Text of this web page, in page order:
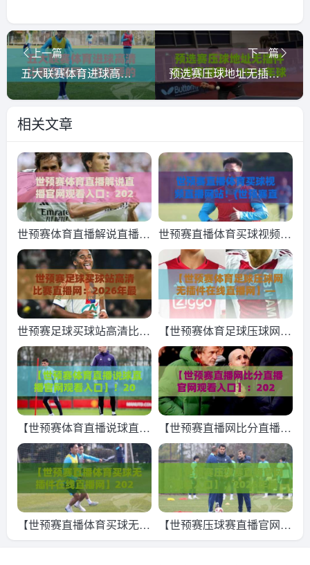
上一篇
五大联赛体育进球高清比赛直播网：你想要的【五大联赛】免费高清直播，这里全都有？
下一篇
预选赛压球地址无插件在线直播网：2026年球迷首选观赛平台全解析
相关文章
世预赛体育直播解说直播官
网观看入口：2026年球迷
必藏的观赛指南
世预赛直播体育买球视频直
播网站！(世预赛直播)2026
美加墨终极观赛指南
世预赛足球买球站高清比赛
直播网：2026年最全观赛
攻略与平台实测
【世预赛体育足球压球网无
插件在线直播网】——202
6年世预赛观赛，它凭什么
成为球迷新宠？
【世预赛体育直播说球直播
官网观看入口】！2026年
观赛指南与入口大全
【世预赛直播网比分直播官
网观看入口】：2026世预
赛亚洲区终极观赛指南，你
别再找错了
【世预赛直播体育买球无插
件在线直播网】2026世预
【世预赛压球赛直播官网观
看入口】，2026年最新观